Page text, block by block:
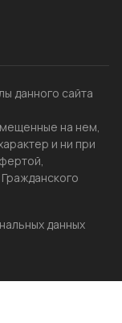
данного сайта
на нем,
и ни при
данных